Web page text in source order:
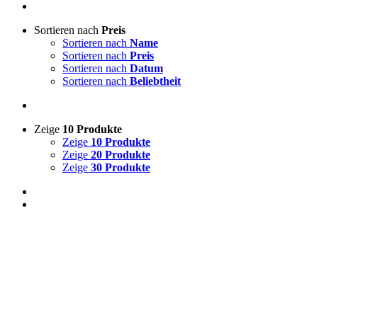
Sortieren nach Preis
Sortieren nach Name
Sortieren nach Preis
Sortieren nach Datum
Sortieren nach Beliebtheit
Zeige 10 Produkte
Zeige 10 Produkte
Zeige 20 Produkte
Zeige 30 Produkte